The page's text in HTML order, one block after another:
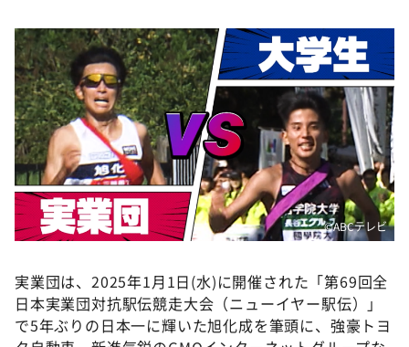
本日はダイアンなり！シーズン２
朝だ！生です旅サラダ
教えて！ニュースライブ 正義のミカタ
ＬＩＦＥ～夢のカタチ～
新婚さんいらっしゃい！
ポツンと一軒家
ザキ山小屋本館
アナ回覧板
©ABCテレビ
実業団は、2025年1月1日(水)に開催された「第69回全
日本実業団対抗駅伝競走大会（ニューイヤー駅伝）」
で5年ぶりの日本一に輝いた旭化成を筆頭に、強豪トヨ